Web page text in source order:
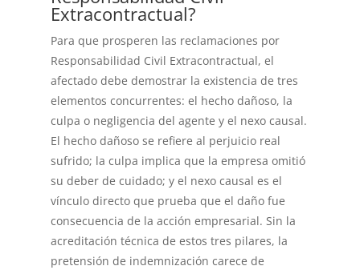
Extracontractual?
Para que prosperen las reclamaciones por
Responsabilidad Civil Extracontractual, el
afectado debe demostrar la existencia de tres
elementos concurrentes: el hecho dañoso, la
culpa o negligencia del agente y el nexo causal.
El hecho dañoso se refiere al perjuicio real
sufrido; la culpa implica que la empresa omitió
su deber de cuidado; y el nexo causal es el
vínculo directo que prueba que el daño fue
consecuencia de la acción empresarial. Sin la
acreditación técnica de estos tres pilares, la
pretensión de indemnización carece de